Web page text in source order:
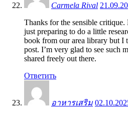
Carmela Rival
Thanks for the sensible
just preparing to do a little
book from our area library but I
post. I’m very glad to see such
shared freely out there.
Ответить
อาหารเสริม